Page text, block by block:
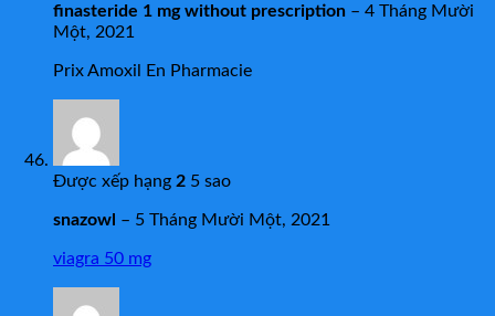
finasteride 1 mg without prescription – 4 Tháng Mười
Một, 2021
Prix Amoxil En Pharmacie
Được xếp hạng 2 5 sao
snazowl – 5 Tháng Mười Một, 2021
viagra 50 mg